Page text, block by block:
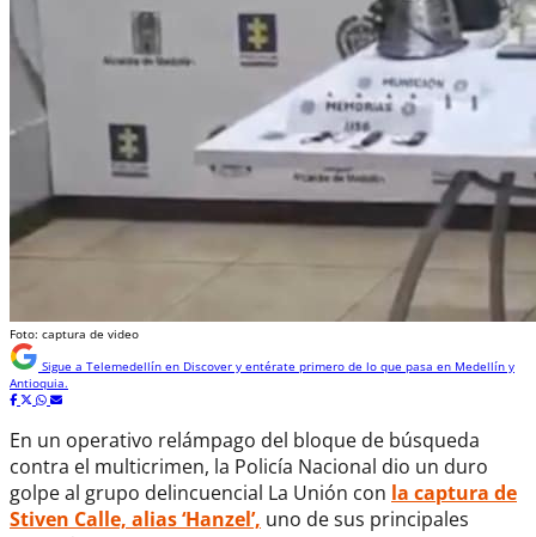
Foto: captura de video
Sigue a Telemedellín en Discover y entérate primero de lo que pasa en Medellín y
Antioquia.
En un operativo relámpago del bloque de búsqueda
contra el multicrimen, la Policía Nacional dio un duro
golpe al grupo delincuencial La Unión con la captura de
Stiven Calle, alias ‘Hanzel’, uno de sus principales